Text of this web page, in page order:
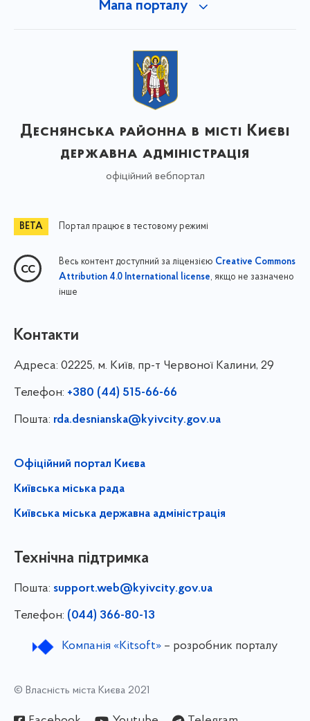
Мапа порталу
Деснянська районна в місті Києві
державна адміністрація
офіційний вебпортал
Портал працює в тестовому режимі
Весь контент доступний за ліцензією Creative Commons
Attribution 4.0 International license, якщо не зазначено
інше
Контакти
Адреса: 02225, м. Київ, пр-т Червоної Калини, 29
Телефон: +380 (44) 515-66-66
Пошта: rda.desnianska@kyivcity.gov.ua
Офіційний портал Києва
Київська міська рада
Київська міська державна адміністрація
Технічна підтримка
Пошта: support.web@kyivcity.gov.ua
Телефон: (044) 366-80-13
Компанія «Kitsoft»– розробник порталу
© Власність міста Києва 2021